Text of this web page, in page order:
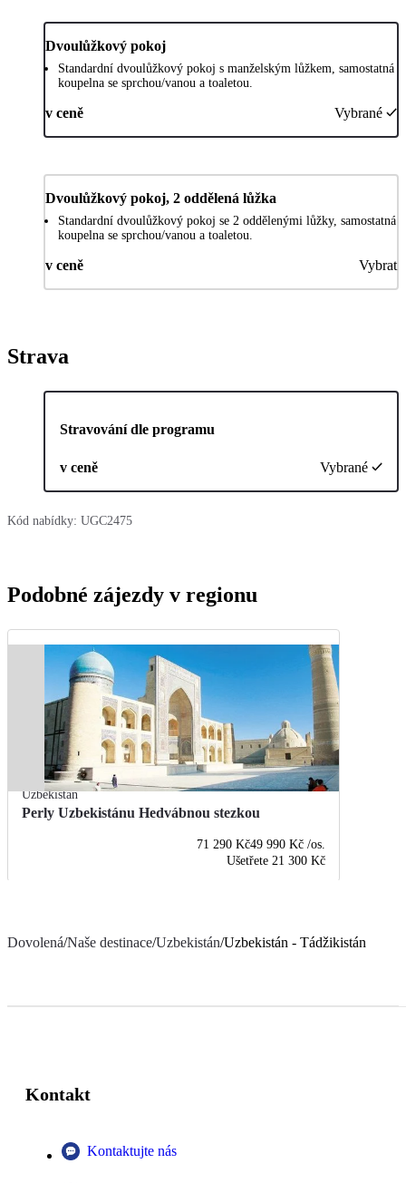
Dvoulůžkový pokoj
Standardní dvoulůžkový pokoj s manželským lůžkem, samostatná
koupelna se sprchou/vanou a toaletou.
v ceně Vybrané
Dvoulůžkový pokoj, 2 oddělená lůžka
Standardní dvoulůžkový pokoj se 2 oddělenými lůžky, samostatná
koupelna se sprchou/vanou a toaletou.
v ceně Vybrat
Strava
Stravování dle programu
v ceně Vybrané
Kód nabídky: UGC2475
Podobné zájezdy v regionu
Uzbekistán
Perly Uzbekistánu Hedvábnou stezkou
71 290 Kč49 990 Kč /os.
Ušetřete 21 300 Kč
Dovolená/Naše destinace/Uzbekistán/Uzbekistán - Tádžikistán
Kontakt
Kontaktujte nás